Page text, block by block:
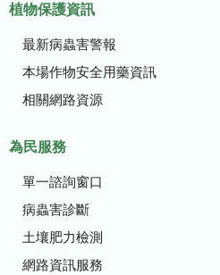
植物保護資訊
最新病蟲害警報
本場作物安全用藥資訊
相關網路資源
為民服務
單一諮詢窗口
病蟲害診斷
土壤肥力檢測
網路資訊服務